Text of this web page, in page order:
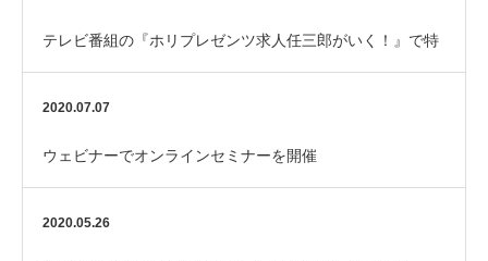
テレビ番組の『ホリプレゼンツ求人任三郎がいく！』で特
集されました
2020.07.07
ウェビナーでオンラインセミナーを開催
2020.05.26